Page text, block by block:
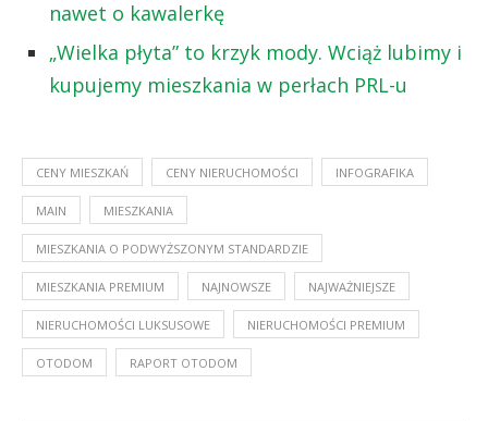
nawet o kawalerkę
„Wielka płyta” to krzyk mody. Wciąż lubimy i
kupujemy mieszkania w perłach PRL-u
CENY MIESZKAŃ CENY NIERUCHOMOŚCI INFOGRAFIKA
MAIN MIESZKANIA
MIESZKANIA O PODWYŻSZONYM STANDARDZIE
MIESZKANIA PREMIUM NAJNOWSZE NAJWAŻNIEJSZE
NIERUCHOMOŚCI LUKSUSOWE NIERUCHOMOŚCI PREMIUM
OTODOM RAPORT OTODOM